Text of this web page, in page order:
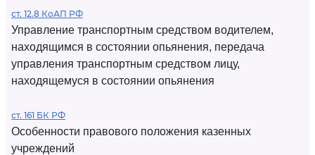
ст. 12.8 КоАП РФ
Управление транспортным средством водителем,
находящимся в состоянии опьянения, передача
управления транспортным средством лицу,
находящемуся в состоянии опьянения
ст. 161 БК РФ
Особенности правового положения казенных
учреждений